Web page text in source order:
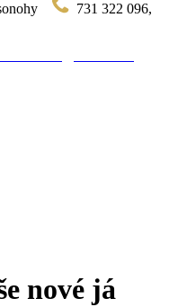
731 322 096,
nové já